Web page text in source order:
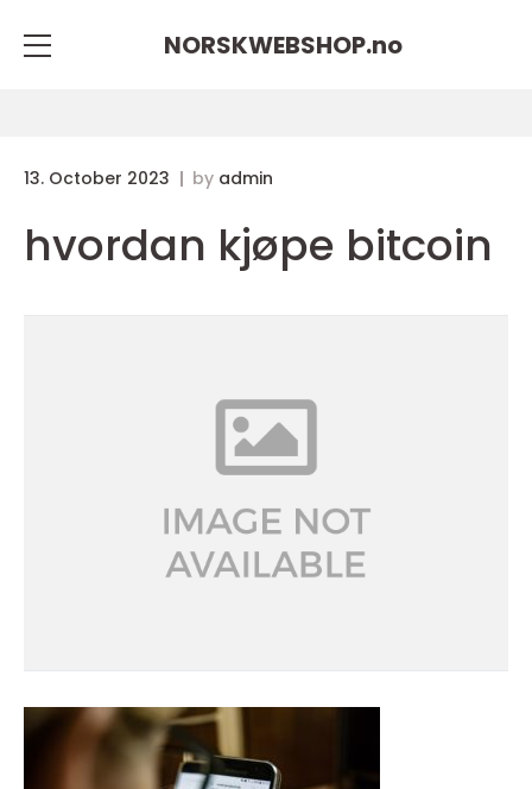
NORSKWEBSHOP.no
13. October 2023 by admin
hvordan kjøpe bitcoin